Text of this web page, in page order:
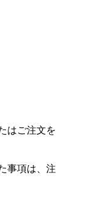
はご注文を
事項は、注